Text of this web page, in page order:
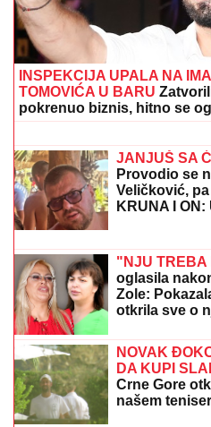
OVO
zemlja je
SRBI "PALI"
jurili u
AKCIJI
desetine
"ODSEĆI ĆU TI JEZIK,
uputila PRETNJE Jeleni
"Izvlačiće te iz Drine i
(VIDEO)